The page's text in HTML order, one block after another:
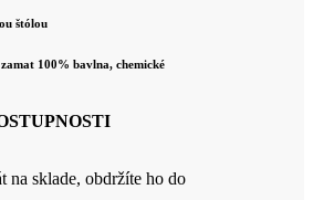
štólou
100% bavlna, chemické
na sklade, obdržíte ho do